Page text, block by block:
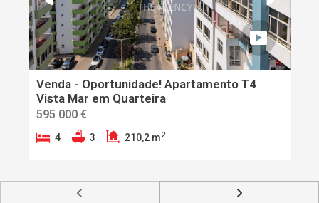
Venda - Oportunidade! Apartamento T4
Vista Mar em Quarteira
595 000 €
4 3 210,2 m2